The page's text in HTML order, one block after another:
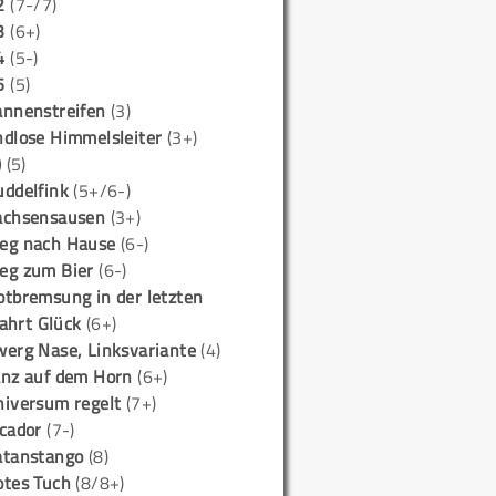
(6+)
(5-)
(5)
(3)
Himmelsleiter (3+)
(5)
(5+/6-)
(3+)
nach Hause (6-)
zum Bier (6-)
in der letzten
Glück (6+)
Nase, Linksvariante(4)
auf dem Horn (6+)
regelt (7+)
(7-)
(8)
Tuch(8/8+)